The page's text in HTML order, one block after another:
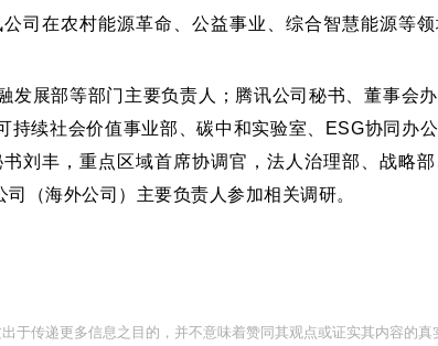
司在农村能源革命、公益事业、综合智慧能源等
展部等部门主要负责人；腾讯公司秘书、董事会
续社会价值事业部、碳中和实验室、ESG协同办
刘丰，重点区域首席协调官，法人治理部、战略
（海外公司）主要负责人参加相关调研。
于传递更多信息之目的，并不意味着赞同其观点或证实其内容的